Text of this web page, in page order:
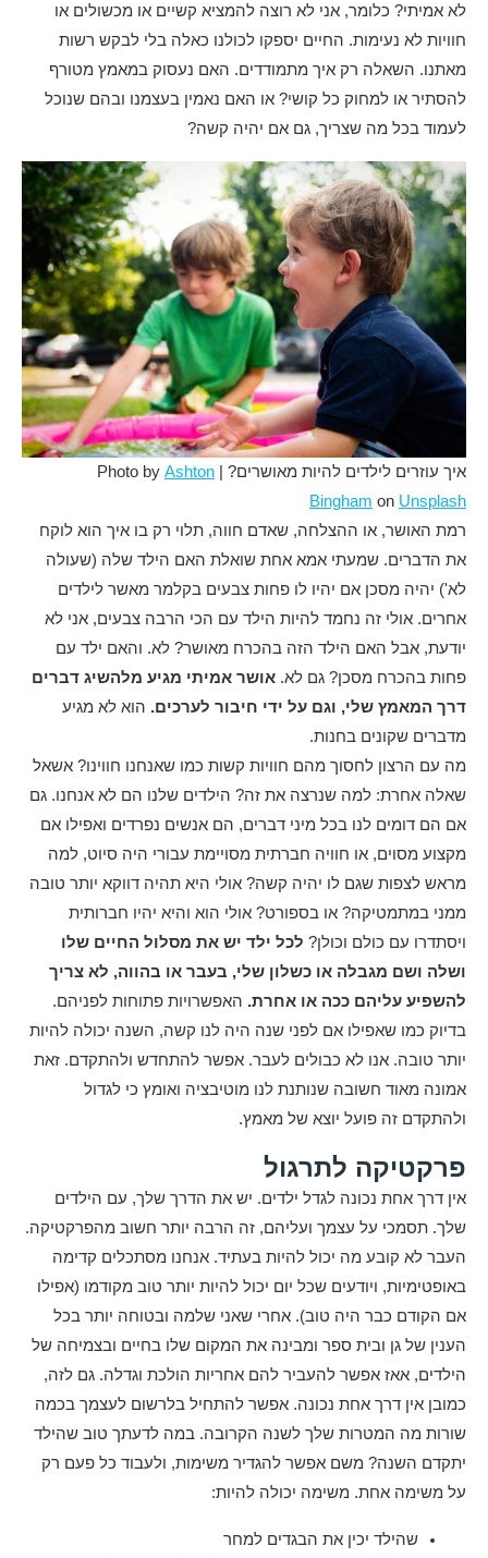
לא אמיתי? כלומר, אני לא רוצה להמציא קשיים או מכשולים או
חוויות לא נעימות. החיים יספקו לכולנו כאלה בלי לבקש רשות
מאתנו. השאלה רק איך מתמודדים. האם נעסוק במאמץ מטורף
להסתיר או למחוק כל קושי? או האם נאמין בעצמנו ובהם שנוכל
לעמוד בכל מה שצריך, גם אם יהיה קשה?
איך עוזרים לילדים להיות מאושרים? | Photo by Ashton
Bingham on Unsplash
רמת האושר, או ההצלחה, שאדם חווה, תלוי רק בו איך הוא לוקח
את הדברים. שמעתי אמא אחת שואלת האם הילד שלה (שעולה
לא') יהיה מסכן אם יהיו לו פחות צבעים בקלמר מאשר לילדים
אחרים. אולי זה נחמד להיות הילד עם הכי הרבה צבעים, אני לא
יודעת, אבל האם הילד הזה בהכרח מאושר? לא. והאם ילד עם
פחות בהכרח מסכן? גם לא. אושר אמיתי מגיע מלהשיג דברים
דרך המאמץ שלי, וגם על ידי חיבור לערכים. הוא לא מגיע
מדברים שקונים בחנות.
מה עם הרצון לחסוך מהם חוויות קשות כמו שאנחנו חווינו? אשאל
שאלה אחרת: למה שנרצה את זה? הילדים שלנו הם לא אנחנו. גם
אם הם דומים לנו בכל מיני דברים, הם אנשים נפרדים ואפילו אם
מקצוע מסוים, או חוויה חברתית מסויימת עבורי היה סיוט, למה
מראש לצפות שגם לו יהיה קשה? אולי היא תהיה דווקא יותר טובה
ממני במתמטיקה? או בספורט? אולי הוא והיא יהיו חברותית
ויסתדרו עם כולם וכולן? לכל ילד יש את מסלול החיים שלו
ושלה ושם מגבלה או כשלון שלי, בעבר או בהווה, לא צריך
להשפיע עליהם ככה או אחרת. האפשרויות פתוחות לפניהם.
בדיוק כמו שאפילו אם לפני שנה היה לנו קשה, השנה יכולה להיות
יותר טובה. אנו לא כבולים לעבר. אפשר להתחדש ולהתקדם. זאת
אמונה מאוד חשובה שנותנת לנו מוטיבציה ואומץ כי לגדול
ולהתקדם זה פועל יוצא של מאמץ.
פרקטיקה לתרגול
אין דרך אחת נכונה לגדל ילדים. יש את הדרך שלך, עם הילדים
שלך. תסמכי על עצמך ועליהם, זה הרבה יותר חשוב מהפרקטיקה.
העבר לא קובע מה יכול להיות בעתיד. אנחנו מסתכלים קדימה
באופטימיות, ויודעים שכל יום יכול להיות יותר טוב מקודמו (אפילו
אם הקודם כבר היה טוב). אחרי שאני שלמה ובטוחה יותר בכל
הענין של גן ובית ספר ומבינה את המקום שלו בחיים ובצמיחה של
הילדים, אאז אפשר להעביר להם אחריות הולכת וגדלה. גם לזה,
כמובן אין דרך אחת נכונה. אפשר להתחיל בלרשום לעצמך בכמה
שורות מה המטרות שלך לשנה הקרובה. במה לדעתך טוב שהילד
יתקדם השנה? משם אפשר להגדיר משימות, ולעבוד כל פעם רק
על משימה אחת. משימה יכולה להיות:
שהילד יכין את הבגדים למחר